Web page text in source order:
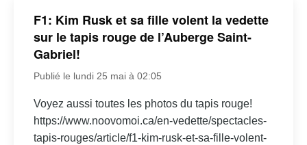
F1: Kim Rusk et sa fille volent la vedette
sur le tapis rouge de l’Auberge Saint-
Gabriel!
Publié le lundi 25 mai à 02:05
Voyez aussi toutes les photos du tapis rouge!
https://www.noovomoi.ca/en-vedette/spectacles-
tapis-rouges/article/f1-kim-rusk-et-sa-fille-volent-